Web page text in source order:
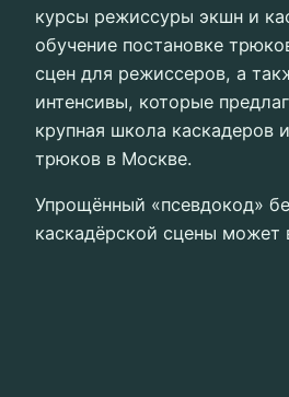
курсы режиссуры экшн и
обучение постановке
сцен для режиссеров, а
интенсивы, которые
крупная школа каскадеров
трюков в Москве.
Упрощённый «псевдокод»
каскадёрской сцены может